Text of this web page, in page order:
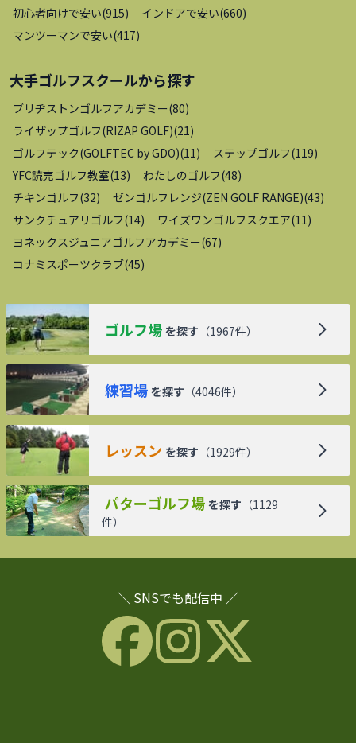
初心者向けで安い(915) インドアで安い(660)
マンツーマンで安い(417)
大手ゴルフスクールから探す
ブリヂストンゴルフアカデミー(80)
ライザップゴルフ(RIZAP GOLF)(21)
ゴルフテック(GOLFTEC by GDO)(11) ステップゴルフ(119)
YFC読売ゴルフ教室(13) わたしのゴルフ(48)
チキンゴルフ(32) ゼンゴルフレンジ(ZEN GOLF RANGE)(43)
サンクチュアリゴルフ(14) ワイズワンゴルフスクエア(11)
ヨネックスジュニアゴルフアカデミー(67)
コナミスポーツクラブ(45)
ゴルフ場 を探す （1967件）
練習場 を探す （4046件）
レッスン を探す （1929件）
パターゴルフ場 を探す （1129
件）
＼ SNSでも配信中 ／